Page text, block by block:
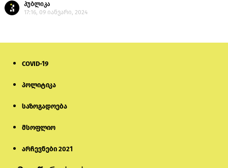
პუბლიკა
17:16, 09 იანვარი, 2024
COVID-19
პოლიტიკა
საზოგადოება
მსოფლიო
არჩევნები 2021